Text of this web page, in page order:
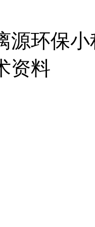
源环保小
资料